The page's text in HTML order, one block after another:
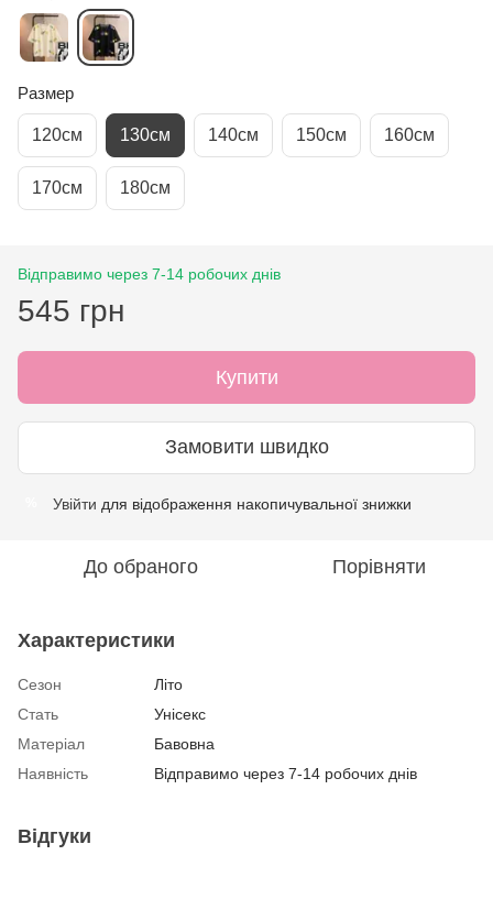
Размер
120см 130см 140см 150см 160см
170см 180см
Відправимо через 7-14 робочих днів
545 грн
Купити
Замовити швидко
Увійти для відображення накопичувальної знижки
До обраного Порівняти
Характеристики
Сезон
Літо
Стать
Унісекс
Матеріал
Бавовна
Наявність
Відправимо через 7-14 робочих днів
Відгуки